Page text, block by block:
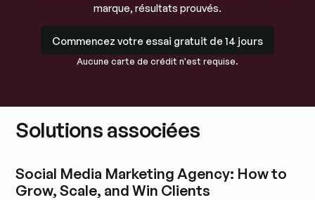
marque, résultats prouvés.
Commencez votre essai gratuit de 14 jours
Aucune carte de crédit n'est requise.
Solutions associées
Social Media Marketing Agency: How to
Grow, Scale, and Win Clients